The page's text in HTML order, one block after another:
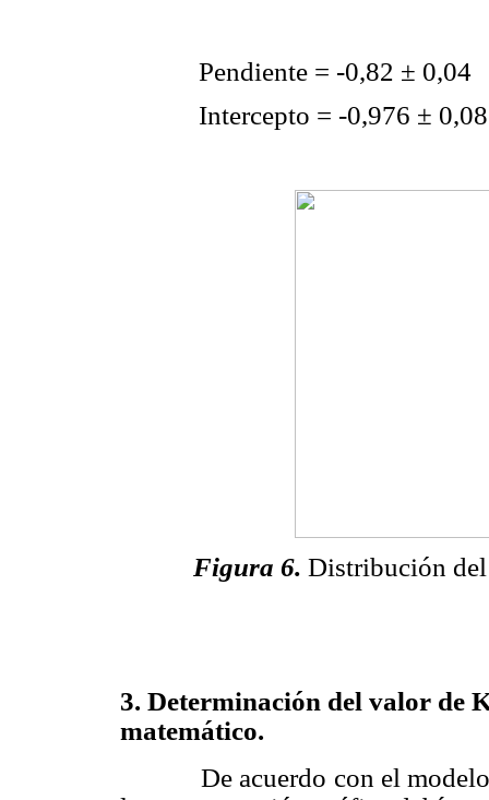
Pendiente = -0,82 ± 0,04
Intercepto = -0,976 ±
Figura 6. Distribución del
3. Determinación del valor de
matemático.
De acuerdo con el modelo